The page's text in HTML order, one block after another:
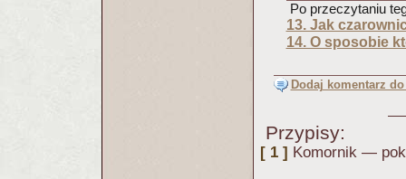
Po przeczytaniu
13. Jak
14. O sposobie
Dodaj komentarz
Przypisy:
[ 1 ] Komornik —